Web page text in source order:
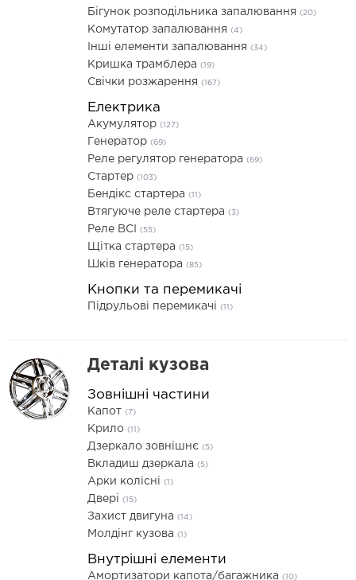
Бігунок розподільника запалювання (20)
Комутатор запалювання (4)
Інші елементи запалювання (34)
Кришка трамблера (19)
Свічки розжарення (167)
Електрика
Акумулятор (127)
Генератор (69)
Реле регулятор генератора (69)
Стартер (103)
Бендікс стартера (11)
Втягуюче реле стартера (3)
Реле ВСІ (55)
Щітка стартера (15)
Шків генератора (85)
Кнопки та перемикачі
Підрульові перемикачі (11)
Деталі кузова
Зовнішні частини
Капот (7)
Крило (11)
Дзеркало зовнішнє (5)
Вкладиш дзеркала (5)
Арки колісні (1)
Двері (15)
Захист двигуна (14)
Молдінг кузова (1)
Внутрішні елементи
Амортизатори капота/багажника (10)